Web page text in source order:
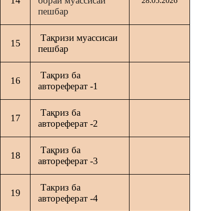
пешбар
15
Тақризи муассисаи
пешбар
16
Тақриз ба
автореферат -1
17
Тақриз ба
автореферат -2
18
Тақриз ба
автореферат -3
19
Такриз ба
автореферат -4